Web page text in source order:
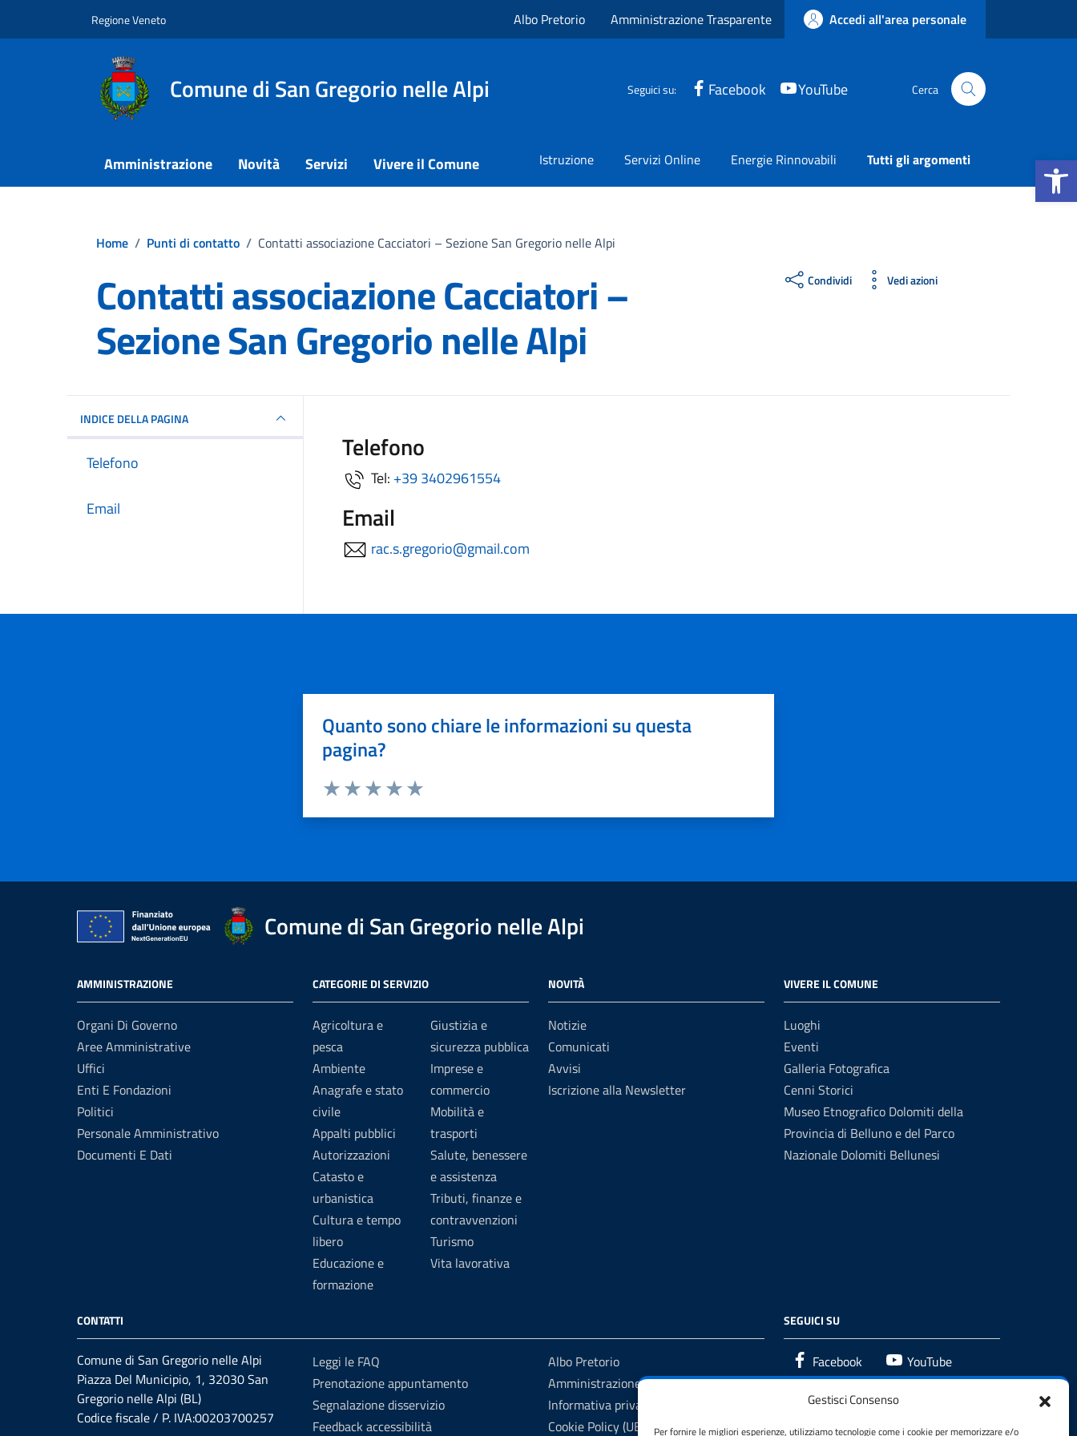
Apri la
Gestisci Consenso
Per fornire le migliori esperienze, utilizziamo tecnologie come i cookie per memorizzare e/o
Regione Veneto Albo Pretorio Amministrazione Trasparente Accedi all'area personale
Comune di San Gregorio nelle Alpi Seguici su: Facebook YouTube Cerca
Amministrazione Novità Servizi Vivere il Comune Istruzione Servizi Online Energie Rinnovabili Tutti gli argomenti
Home / Punti di contatto / Contatti associazione Cacciatori – Sezione San Gregorio nelle Alpi
Contatti associazione Cacciatori –
Sezione San Gregorio nelle Alpi
Condividi Vedi azioni
INDICE DELLA PAGINA
Telefono
Email
Telefono
Tel: +39 3402961554
Email
rac.s.gregorio@gmail.com
Quanto sono chiare le informazioni su questa
pagina?
Comune di San Gregorio nelle Alpi
AMMINISTRAZIONE
Organi Di Governo
Aree Amministrative
Uffici
Enti E Fondazioni
Politici
Personale Amministrativo
Documenti E Dati
CATEGORIE DI SERVIZIO
Agricoltura e
pesca
Ambiente
Anagrafe e stato
civile
Appalti pubblici
Autorizzazioni
Catasto e
urbanistica
Cultura e tempo
libero
Educazione e
formazione
Giustizia e
sicurezza pubblica
Imprese e
commercio
Mobilità e
trasporti
Salute, benessere
e assistenza
Tributi, finanze e
contravvenzioni
Turismo
Vita lavorativa
NOVITÀ
Notizie
Comunicati
Avvisi
Iscrizione alla Newsletter
VIVERE IL COMUNE
Luoghi
Eventi
Galleria Fotografica
Cenni Storici
Museo Etnografico Dolomiti della
Provincia di Belluno e del Parco
Nazionale Dolomiti Bellunesi
CONTATTI
Comune di San Gregorio nelle Alpi
Piazza Del Municipio, 1, 32030 San
Gregorio nelle Alpi (BL)
Codice fiscale / P. IVA:00203700257
Leggi le FAQ
Prenotazione appuntamento
Segnalazione disservizio
Feedback accessibilità
Albo Pretorio
Amministrazione trasparente
Informativa privacy
Cookie Policy (UE)
SEGUICI SU
Facebook YouTube